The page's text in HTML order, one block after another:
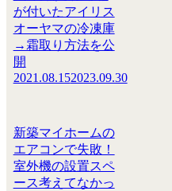
が付いたアイリス
オーヤマの冷凍庫
→霜取り方法を公
開
2021.08.152023.09.30
新築マイホームの
エアコンで失敗！
室外機の設置スペ
ース考えてなかっ